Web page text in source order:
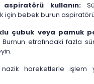
aspiratörü kullanın:
için bebek burun
çubuk veya pamuk
Burnun etrafındaki fazla
hareketlerle işlem